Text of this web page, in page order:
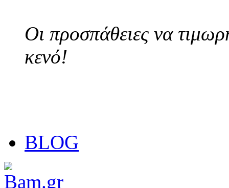
Οι προσπάθειες να
κενό!
BLOG